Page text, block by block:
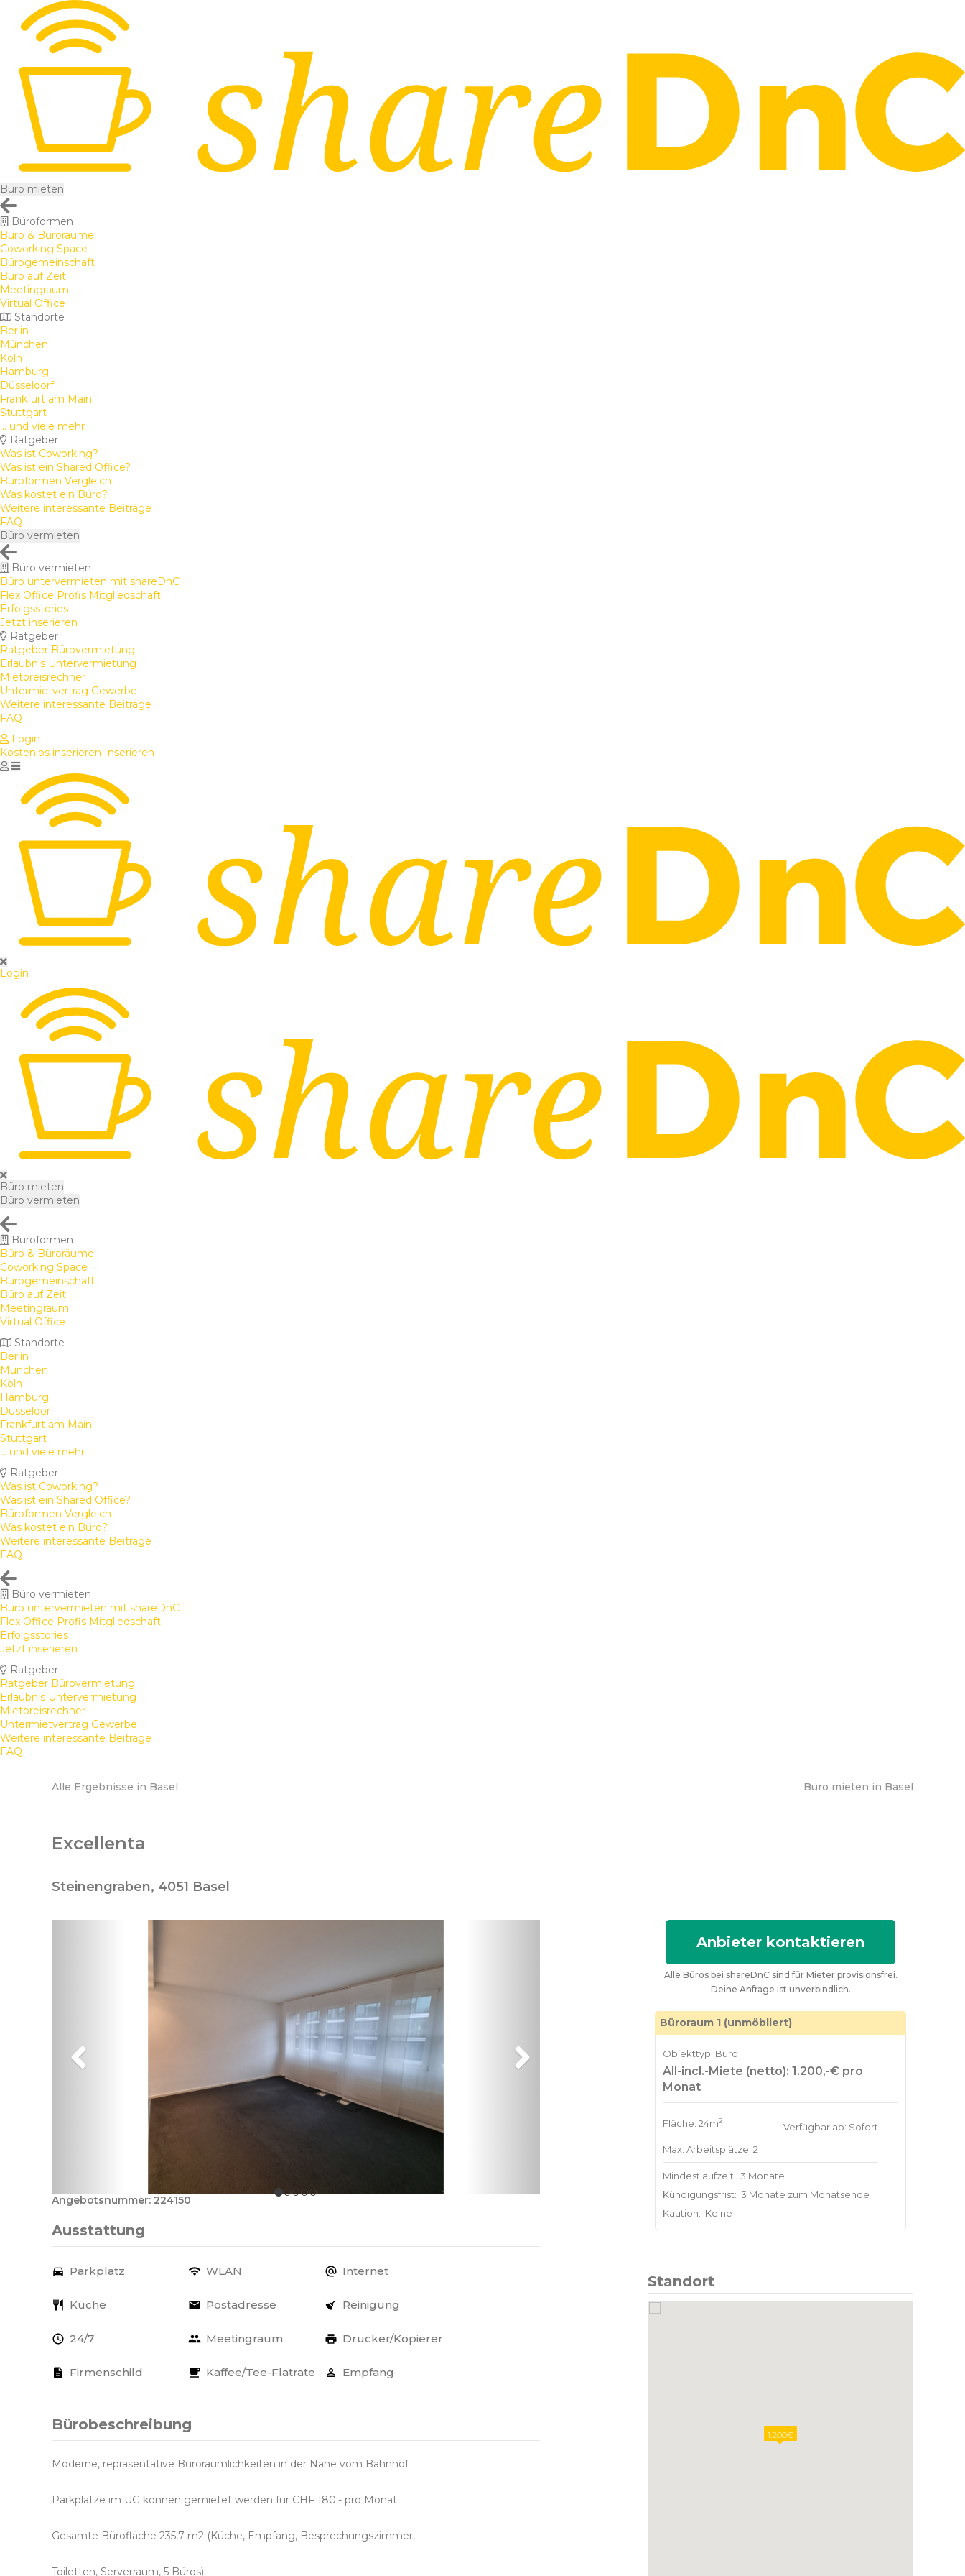
Büro mieten
Büroformen
Büro & Büroräume
Coworking Space
Bürogemeinschaft
Büro auf Zeit
Meetingraum
Virtual Office
Standorte
Berlin
München
Köln
Hamburg
Düsseldorf
Frankfurt am Main
Stuttgart
... und viele mehr
Ratgeber
Was ist Coworking?
Was ist ein Shared Office?
Büroformen Vergleich
Was kostet ein Büro?
Weitere interessante Beiträge
FAQ
Büro vermieten
Büro vermieten
Büro untervermieten mit shareDnC
Flex Office Profis Mitgliedschaft
Erfolgsstories
Jetzt inserieren
Ratgeber
Ratgeber Bürovermietung
Erlaubnis Untervermietung
Mietpreisrechner
Untermietvertrag Gewerbe
Weitere interessante Beiträge
FAQ
Login
Kostenlos inserieren Inserieren
Login
Büro mieten
Büro vermieten
Büroformen
Büro & Büroräume
Coworking Space
Bürogemeinschaft
Büro auf Zeit
Meetingraum
Virtual Office
Standorte
Berlin
München
Köln
Hamburg
Düsseldorf
Frankfurt am Main
Stuttgart
... und viele mehr
Ratgeber
Was ist Coworking?
Was ist ein Shared Office?
Büroformen Vergleich
Was kostet ein Büro?
Weitere interessante Beiträge
FAQ
Büro vermieten
Büro untervermieten mit shareDnC
Flex Office Profis Mitgliedschaft
Erfolgsstories
Jetzt inserieren
Ratgeber
Ratgeber Bürovermietung
Erlaubnis Untervermietung
Mietpreisrechner
Untermietvertrag Gewerbe
Weitere interessante Beiträge
FAQ
Alle Ergebnisse in Basel Büro mieten in Basel
Excellenta
Steinengraben, 4051 Basel
Angebotsnummer: 224150
Ausstattung
Parkplatz WLAN Internet
Küche Postadresse Reinigung
24/7 Meetingraum Drucker/Kopierer
Firmenschild Kaffee/Tee-Flatrate Empfang
Bürobeschreibung
Moderne, repräsentative Büroräumlichkeiten in der Nähe vom Bahnhof
Parkplätze im UG können gemietet werden für CHF 180.- pro Monat
Gesamte Bürofläche 235,7 m2 (Küche, Empfang, Besprechungszimmer,
Toiletten, Serverraum, 5 Büros)
Anbieter kontaktieren
Alle Büros bei shareDnC sind für Mieter provisionsfrei.
Deine Anfrage ist unverbindlich.
Büroraum 1 (unmöbliert)
Objekttyp: Büro
All-incl.-Miete (netto): 1.200,-€ pro
Monat
Fläche: 24m2
Max. Arbeitsplätze: 2
Verfügbar ab: Sofort
Mindestlaufzeit: 3 Monate
Kündigungsfrist: 3 Monate zum Monatsende
Kaution: Keine
Standort
1.200€